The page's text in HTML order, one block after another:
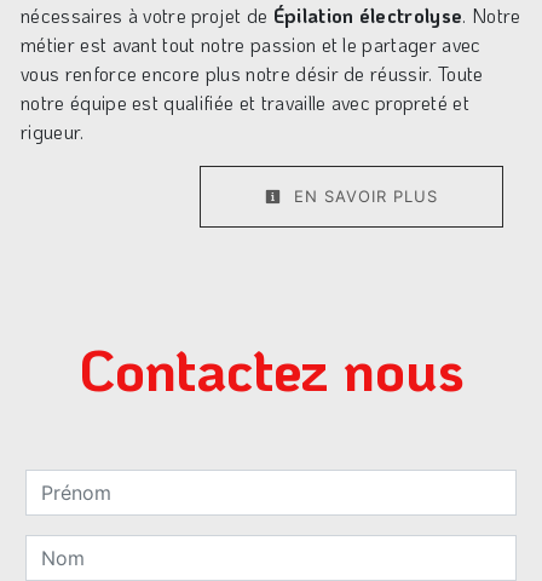
nécessaires à votre projet de Épilation électrolyse. Notre
métier est avant tout notre passion et le partager avec
vous renforce encore plus notre désir de réussir. Toute
notre équipe est qualifiée et travaille avec propreté et
rigueur.
EN SAVOIR PLUS
Contactez nous